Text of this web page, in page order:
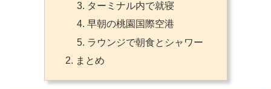
ターミナル内で就寝
早朝の桃園国際空港
ラウンジで朝食とシャワー
まとめ